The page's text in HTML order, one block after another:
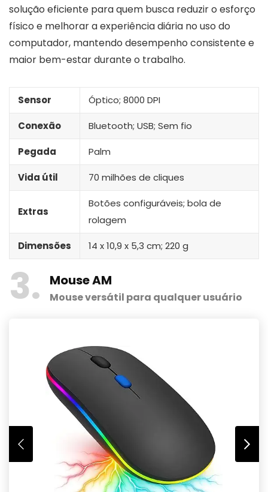
solução eficiente para quem busca reduzir o esforço
físico e melhorar a experiência diária no uso do
computador, mantendo desempenho consistente e
maior bem-estar durante o trabalho.
Sensor Óptico; 8000 DPI
Conexão Bluetooth; USB; Sem fio
Pegada Palm
Vida útil 70 milhões de cliques
Extras
Botões configuráveis; bola de
rolagem
Dimensões 14 x 10,9 x 5,3 cm; 220 g
3 Mouse AM
Mouse versátil para qualquer usuário